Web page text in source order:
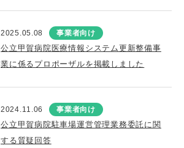
2025.05.08 事業者向け
公立甲賀病院医療情報システム更新整備事
業に係るプロポーザルを掲載しました
2024.11.06 事業者向け
公立甲賀病院駐車場運営管理業務委託に関
する質疑回答